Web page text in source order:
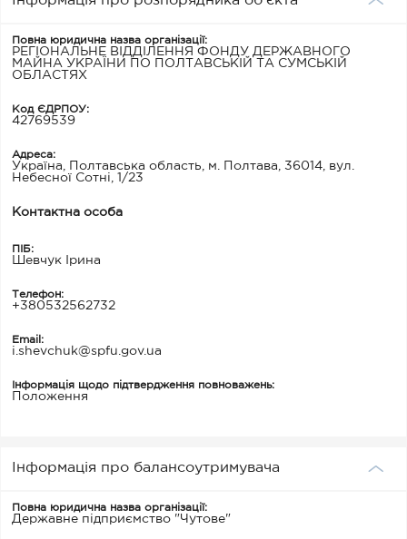
Повна юридична назва організації:
РЕГІОНАЛЬНЕ ВІДДІЛЕННЯ ФОНДУ ДЕРЖАВНОГО
МАЙНА УКРАЇНИ ПО ПОЛТАВСЬКІЙ ТА СУМСЬКІЙ
ОБЛАСТЯХ
Код ЄДРПОУ:
42769539
Адреса:
Україна, Полтавська область, м. Полтава, 36014, вул.
Небесної Сотні, 1/23
Контактна особа
ПІБ:
Шевчук Ірина
Телефон:
+380532562732
Email:
i.shevchuk@spfu.gov.ua
Інформація щодо підтвердження повноважень:
Положення
Інформація про балансоутримувача
Повна юридична назва організації:
Державне підприємство "Чутове"